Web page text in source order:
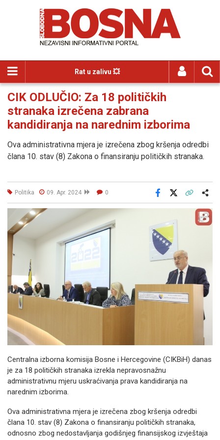
Rat u zalivu 💥
CIK ODLUČIO: Za 18 političkih
stranaka izrečena zabrana
kandidiranja na narednim izborima
Ova administrativna mjera je izrečena zbog kršenja odredbi
člana 10. stav (8) Zakona o finansiranju političkih stranaka.
Politika 09. Apr. 2024 0
Facebook
Centralna izborna komisija Bosne i Hercegovine (CIKBiH) danas
je za 18 političkih stranaka izrekla nepravosnažnu
administrativnu mjeru uskraćivanja prava kandidiranja na
narednim izborima.
Ova administrativna mjera je izrečena zbog kršenja odredbi
člana 10. stav (8) Zakona o finansiranju političkih stranaka,
odnosno zbog nedostavljanja godišnjeg finansijskog izvještaja